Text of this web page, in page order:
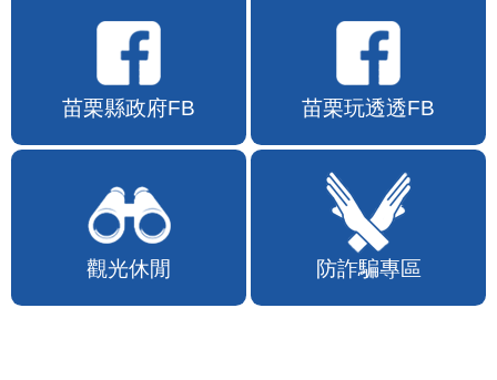
苗栗縣政府FB 苗栗玩透透FB
觀光休閒 防詐騙專區